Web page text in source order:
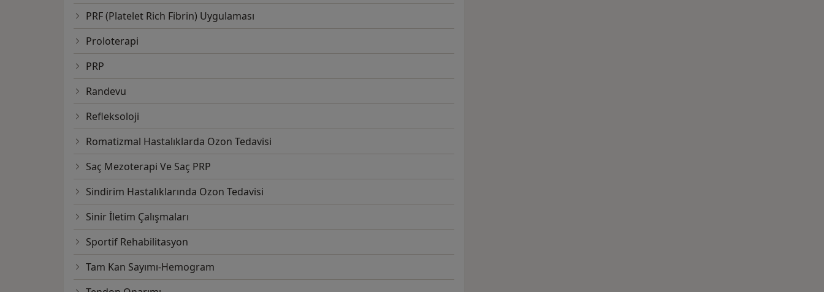
PRF (Platelet Rich Fibrin) Uygulaması
Proloterapi
PRP
Randevu
Refleksoloji
Romatizmal Hastalıklarda Ozon Tedavisi
Saç Mezoterapi Ve Saç PRP
Sindirim Hastalıklarında Ozon Tedavisi
Sinir İletim Çalışmaları
Sportif Rehabilitasyon
Tam Kan Sayımı-Hemogram